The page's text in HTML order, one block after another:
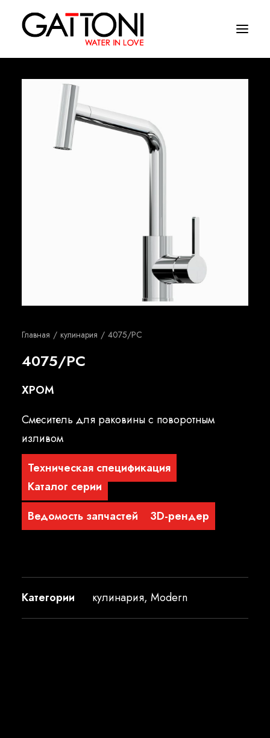
Компания
Oружающая среда
Продукция
Главная кулинария 4075/PC
4075/PC
ХРОМ
Смеситель для раковины с поворотным
изливом
Техническая спецификация
Каталог серии
Ведомость запчастей
3D-рендер
Категории кулинария, Modern